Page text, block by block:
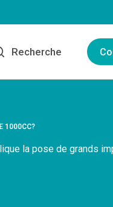
Recherche
1000CC?
la pose de grands